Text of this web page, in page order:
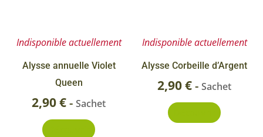
Indisponible actuellement
Alysse annuelle Violet
Queen
2,90€- Sachet
Indisponible actuellement
Alysse Corbeille d’Argent
2,90€- Sachet